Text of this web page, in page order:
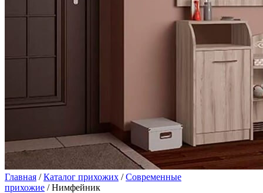
Главная /Каталог прихожих /Современные
прихожие / Нимфейник